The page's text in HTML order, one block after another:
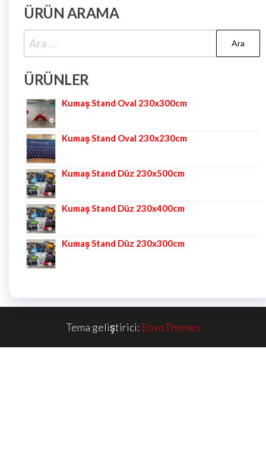
ÜRÜN ARAMA
ÜRÜNLER
Kumaş Stand Oval 230x300cm
Kumaş Stand Oval 230x230cm
Kumaş Stand Düz 230x500cm
Kumaş Stand Düz 230x400cm
Kumaş Stand Düz 230x300cm
Tema geliştirici: EnvoThemes